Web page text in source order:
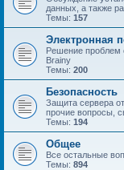
данных, а также
Темы: 157
Электронная
Решение проблем
Brainy
Темы: 200
Безопасность
Защита сервера
прочие вопросы,
Темы: 194
Общее
Все остальные
Темы: 894